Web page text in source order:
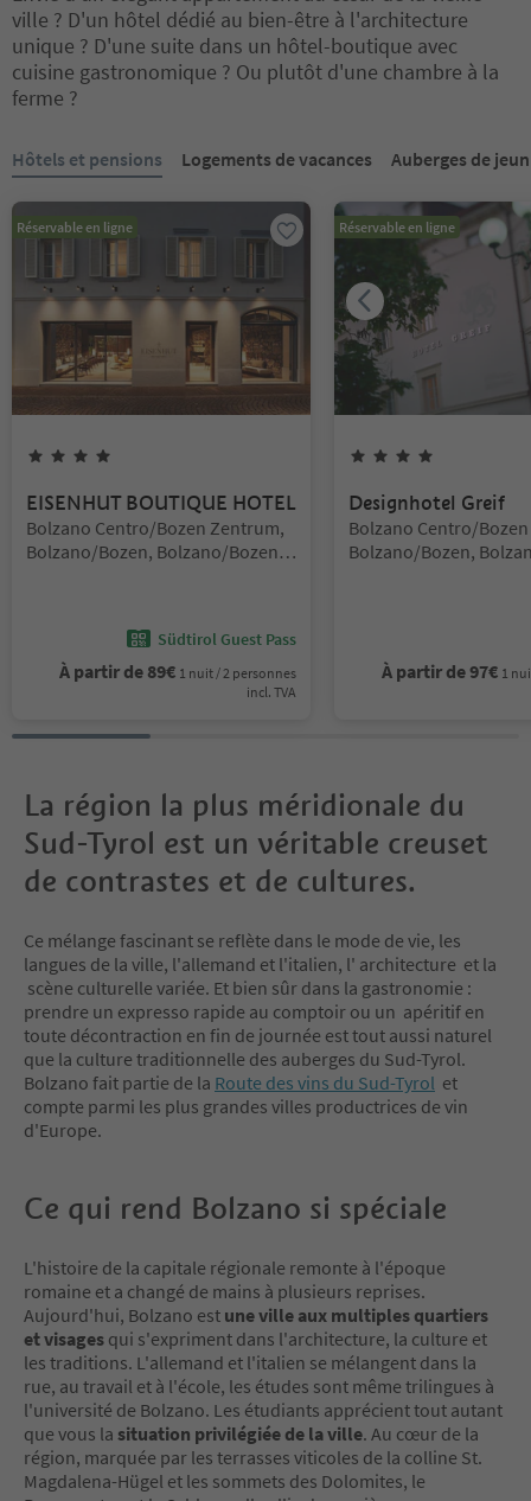
ville ? D'un hôtel dédié au bien-être à l'architecture
unique ? D'une suite dans un hôtel-boutique avec
cuisine gastronomique ? Ou plutôt d'une chambre à la
ferme ?
Hôtels et pensions Logements de vacances Auberges de
Réservable en ligne
EISENHUT BOUTIQUE HOTEL
Emplacement:
Bolzano Centro/Bozen Zentrum,
Bolzano/Bozen, Bolzano/Bozen
Südtirol Guest Pass
À partir de 89€ 1 nuit / 2 personnes
incl. TVA
Réservable en ligne
Designhotel Greif
Emplacement:
Bolzano Centro/
Bolzano/Bozen,
À partir de97€ 1
La région la plus méridionale du
Sud-Tyrol est un véritable creuset
de contrastes et de cultures.
Ce mélange fascinant se reflète dans le mode de vie, les
langues de la ville, l'allemand et l'italien, l' architecture et la
scène culturelle variée. Et bien sûr dans la gastronomie :
prendre un expresso rapide au comptoir ou un apéritif en
toute décontraction en fin de journée est tout aussi naturel
que la culture traditionnelle des auberges du Sud-Tyrol.
Bolzano fait partie de la Route des vins du Sud-Tyrol et
compte parmi les plus grandes villes productrices de vin
d'Europe.
Ce qui rend Bolzano si spéciale
L'histoire de la capitale régionale remonte à l'époque
romaine et a changé de mains à plusieurs reprises.
Aujourd'hui, Bolzano est une ville aux multiples quartiers
et visages qui s'expriment dans l'architecture, la culture et
les traditions. L'allemand et l'italien se mélangent dans la
rue, au travail et à l'école, les études sont même trilingues à
l'université de Bolzano. Les étudiants apprécient tout autant
que vous la situation privilégiée de la ville. Au cœur de la
région, marquée par les terrasses viticoles de la colline St.
Magdalena-Hügel et les sommets des Dolomites, le